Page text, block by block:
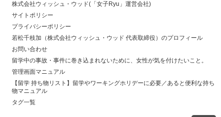
株式会社ウィッシュ・ウッド(「女子Ryu」運営会社)
サイトポリシー
プライバシーポリシー
若松千枝加（株式会社ウィッシュ・ウッド 代表取締役）のプロフィール
お問い合わせ
留学中の事故・事件に巻き込まれないために、女性が気を付けたいこと。
管理画面マニュアル
【留学 持ち物リスト】留学やワーキングホリデーに必要／あると便利な持ち
物マニュアル
タグ一覧